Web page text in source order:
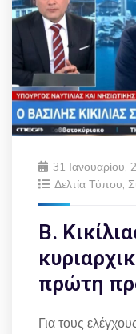
31 Ιανουαρίου,
Δελτία Τύπου,
Β.
πρώτη
Για τους